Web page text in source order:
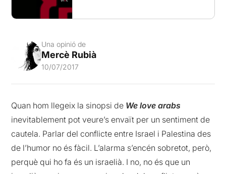
Una opinió de
Mercè Rubià
10/07/2017
Quan hom llegeix la sinopsi de We love arabs
inevitablement pot veure’s envaït per un sentiment de
cautela. Parlar del conflicte entre Israel i Palestina des
de l’humor no és fàcil. L’alarma s’encén sobretot, però,
perquè qui ho fa és un israelià. I no, no és que un